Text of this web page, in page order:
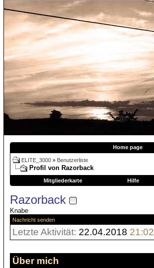
Home page
ELITE_3000 » Benutzerliste
Profil von Razorback
Mitgliederkarte Hilfe
Razorback
Knabe
Nachricht senden
Letzte Aktivität: 22.04.2018 21:02
Über mich